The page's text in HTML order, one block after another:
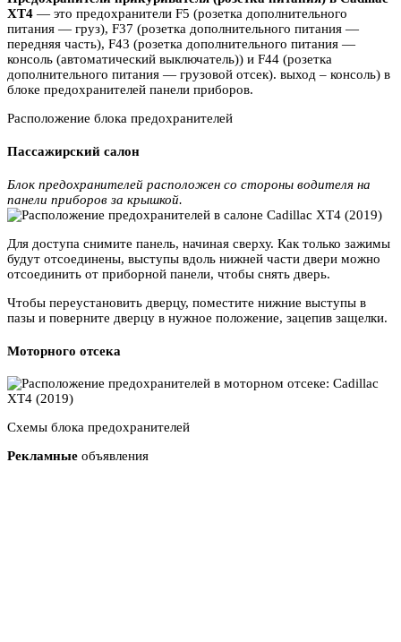
XT4 — это предохранители F5 (розетка дополнительного
питания — груз), F37 (розетка дополнительного питания —
передняя часть), F43 (розетка дополнительного питания —
консоль (автоматический выключатель)) и F44 (розетка
дополнительного питания — грузовой отсек). выход – консоль) в
блоке предохранителей панели приборов.
Расположение блока предохранителей
Пассажирский салон
Блок предохранителей расположен со стороны водителя на
панели приборов за крышкой.
Для доступа снимите панель, начиная сверху. Как только зажимы
будут отсоединены, выступы вдоль нижней части двери можно
отсоединить от приборной панели, чтобы снять дверь.
Чтобы переустановить дверцу, поместите нижние выступы в
пазы и поверните дверцу в нужное положение, зацепив защелки.
Моторного отсека
Схемы блока предохранителей
Рекламные объявления